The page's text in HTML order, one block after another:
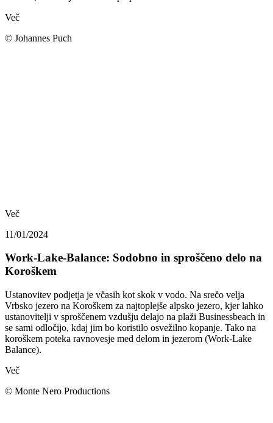
Več
© Johannes Puch
Več
11/01/2024
Work-Lake-Balance: Sodobno in sproščeno delo na
Koroškem
Ustanovitev podjetja je včasih kot skok v vodo. Na srečo velja
Vrbsko jezero na Koroškem za najtoplejše alpsko jezero, kjer lahko
ustanovitelji v sproščenem vzdušju delajo na plaži Businessbeach in
se sami odločijo, kdaj jim bo koristilo osvežilno kopanje. Tako na
koroškem poteka ravnovesje med delom in jezerom (Work-Lake
Balance).
Več
© Monte Nero Productions